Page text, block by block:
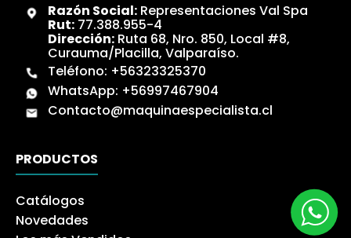
Razón Social:Representaciones Val Spa
Rut:77.388.955-4
Dirección:Ruta 68, Nro. 850, Local #8,
Curauma/Placilla, Valparaíso.
Teléfono: +56323325370
WhatsApp: +56997467904
Contacto@maquinaespecialista.cl
PRODUCTOS
Catálogos
Novedades